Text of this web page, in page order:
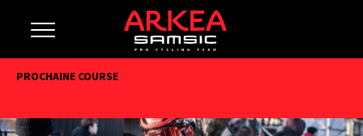
PROCHAINE COURSE